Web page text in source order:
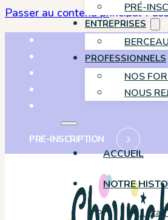
Passer au contenu principal
PRÉ-INSCRIPTION
PRÉ-
ENTREPRISES
PROFESSIONNELS
NOS
NOUS
ACCUEIL
NOTRE
Il était